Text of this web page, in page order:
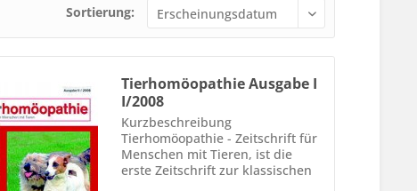
Sortierung:
Tierhomöopathie Ausgabe I
I/2008
Kurzbeschreibung
Tierhomöopathie - Zeitschrift für
Menschen mit Tieren, ist die
erste Zeitschrift zur klassischen